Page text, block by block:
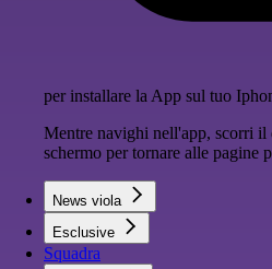
per installare la App sul tuo
Mentre navighi nell'app, scorri il
schermo per tornare alle pagine
News viola
Esclusive
Squadra